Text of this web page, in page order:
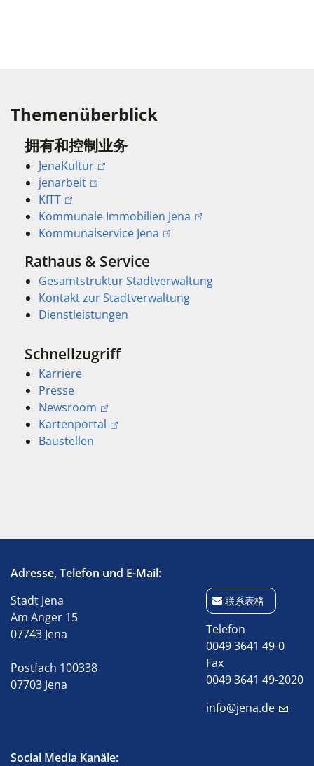
Themenüberblick
拥有和控制业务
JenaKultur
jenarbeit
KITT
Kommunale Immobilien Jena
Kommunalservice Jena
Rathaus & Service
Gesamtstruktur Stadtverwaltung
Kontakt zur Stadtverwaltung
Dienstleistungen
Schnellzugriff
Karriere
Presse
Newsroom
Kartenportal
Baustellen
Adresse, Telefon und E-Mail:
Stadt Jena
Am Anger 15
07743 Jena
Postfach 100338
07703 Jena
联系表格
Telefon
0049 3641 49-0
Fax
0049 3641 49-2020
info@jena.de
Social Media Kanäle: